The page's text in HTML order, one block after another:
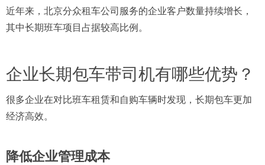
近年来，北京分众租车公司服务的企业客户数量持续增长，
其中长期班车项目占据较高比例。
企业长期包车带司机有哪些优势？
很多企业在对比班车租赁和自购车辆时发现，长期包车更加
经济高效。
降低企业管理成本